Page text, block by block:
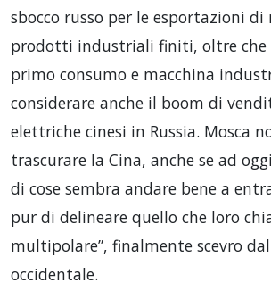
sbocco russo per le esportazioni
prodotti industriali finiti, oltre che
primo consumo e macchina
considerare anche il boom di
elettriche cinesi in Russia. Mosca
trascurare la Cina, anche se ad
di cose sembra andare bene a
pur di delineare quello che loro
multipolare”, finalmente scevro
occidentale.